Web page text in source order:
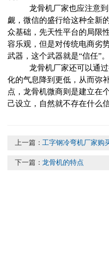
龙骨机厂家也应注意
觑，微信的盛行给这种全新
众基础，先天性平台的局限
容乐观，但是对传统电商劣
武器，这个武器就是“信任”。
龙骨机厂家还可以通
化的气息降到更低，从而弥
点，龙骨机微商则是建立在
己设立，自然就不存在什么
上一篇： 工字钢冷弯机厂家购
下一篇：龙骨机的特点